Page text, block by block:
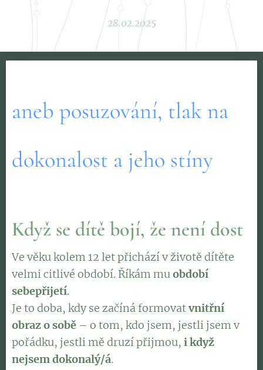
28.02.2025
aneb posuzování, tlak na
dokonalost a jeho stíny
Když se dítě bojí, že není dost
Ve věku kolem 12 let přichází v životě dítěte
velmi citlivé období. Říkám muobdobí
sebepřijetí.
Je to doba, kdy se začíná formovatvnitřní
obraz o sobě – o tom, kdo jsem, jestli jsem v
pořádku, jestli mě druzí přijmou, i když
nejsem dokonalý/á.